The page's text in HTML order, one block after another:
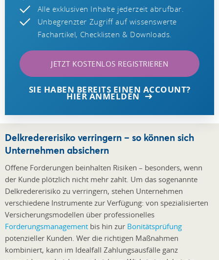
Alle exklusiven Inhalte jederzeit abrufbar.
Unbegrenzter Zugriff auf wissenswerte
Fachartikel, Checklisten & Downloads.
JETZT KOSTENLOS REGISTRIEREN
SIE HABEN BEREITS EINEN ACCOUNT?
HIER ANMELDEN
Delkredererisiko verringern – so können sich
Unternehmen absichern
Offene Forderungen beinhalten Risiken – besonders, wenn
der Kunde plötzlich nicht mehr zahlt. Um das sogenannte
Delkredererisiko zu verringern, stehen Unternehmen
verschiedene Instrumente zur Verfügung: von spezialisierten
Versicherungsmodellen über professionelles
Forderungsmanagement bis hin zur Bonitätsprüfung
potenzieller Kunden. Wer die richtigen Maßnahmen
kombiniert, kann im Idealfall Zahlungsausfälle ganz